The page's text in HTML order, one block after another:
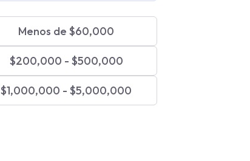
Menos de $60,000
$200,000 - $500,000
$1,000,000 - $5,000,000